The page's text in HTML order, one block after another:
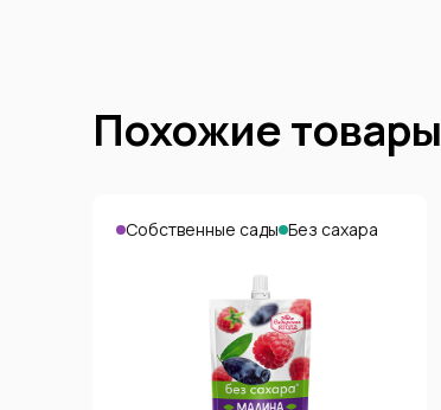
Похожие товары
Собственные сады Без сахара